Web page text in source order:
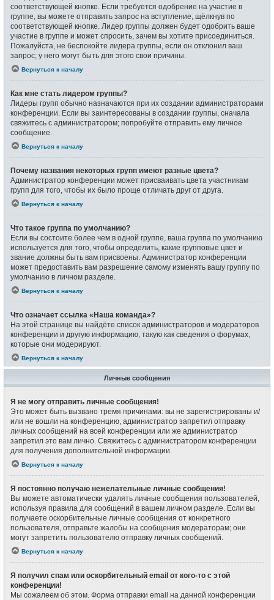
соответствующей кнопке. Если требуется одобрение на участие в
группе, вы можете отправить запрос на вступление, щёлкнув по
соответствующей кнопке. Лидер группы должен будет одобрить ваше
участие в группе и может спросить, зачем вы хотите присоединиться.
Пожалуйста, не беспокойте лидера группы, если он отклонил ваш
запрос; у него могут быть для этого свои причины.
Вернуться к началу
Как мне стать лидером группы?
Лидеры групп обычно назначаются при их создании администраторами
конференции. Если вы заинтересованы в создании группы, сначала
свяжитесь с администратором; попробуйте отправить ему личное
сообщение.
Вернуться к началу
Почему названия некоторых групп имеют разные цвета?
Администратор конференции может присваивать цвета участникам
групп для того, чтобы их было проще отличать друг от друга.
Вернуться к началу
Что такое группа по умолчанию?
Если вы состоите более чем в одной группе, ваша группа по умолчанию
используется для того, чтобы определить, какие групповые цвет и
звание должны быть вам присвоены. Администратор конференции
может предоставить вам разрешение самому изменять вашу группу по
умолчанию в личном разделе.
Вернуться к началу
Что означает ссылка «Наша команда»?
На этой странице вы найдёте список администраторов и модераторов
конференции и другую информацию, такую как сведения о форумах,
которые они модерируют.
Вернуться к началу
Личные сообщения
Я не могу отправить личные сообщения!
Это может быть вызвано тремя причинами: вы не зарегистрированы и/
или не вошли на конференцию, администратор запретил отправку
личных сообщений на всей конференции или же администратор
запретил это вам лично. Свяжитесь с администратором конференции
для получения дополнительной информации.
Вернуться к началу
Я постоянно получаю нежелательные личные сообщения!
Вы можете автоматически удалять личные сообщения пользователей,
используя правила для сообщений в вашем личном разделе. Если вы
получаете оскорбительные личные сообщения от конкретного
пользователя, отправьте жалобы на сообщения модераторам; они
могут запретить пользователю отправку личных сообщений.
Вернуться к началу
Я получил спам или оскорбительный email от кого-то с этой
конференции!
Мы сожалеем об этом. Форма отправки email на данной конференции